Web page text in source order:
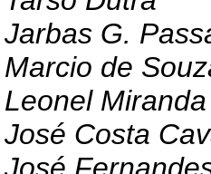
Jarbas G.
Marcio de
Leonel Miranda
José Costa